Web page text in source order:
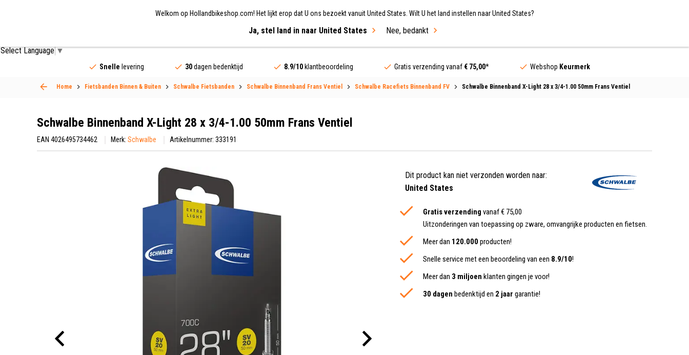
Nederland / EUR
Fietsen Merken Sale
Select Language▼
Welkom op Hollandbikeshop.com! Het lijkt erop dat U ons bezoekt vanuit United States. Wilt U het land instellen naar United States?
Ja, stel land in naar United States Nee, bedankt
Snelle levering 30dagen bedenktijd 8.9/10klantbeoordeling Gratis verzending vanaf € 75,00* Webshop Keurmerk
Home Fietsbanden Binnen & Buiten Schwalbe Fietsbanden Schwalbe Binnenband Frans Ventiel Schwalbe Racefiets Binnenband FV Schwalbe Binnenband X-Light 28 x 3/4-1.00 50mm Frans Ventiel
Schwalbe Binnenband X-Light 28 x 3/4-1.00 50mm Frans Ventiel
EAN 4026495734462 Merk: Schwalbe Artikelnummer: 333191
Dit product kan niet verzonden worden naar:
United States
Gratis verzending vanaf € 75,00
Uitzonderingen van toepassing op zware, omvangrijke producten en fietsen.
Meer dan 120.000 producten!
Snelle service met een beoordeling van een 8.9/10!
Meer dan 3 miljoen klanten gingen je voor!
30 dagen bedenktijd en 2 jaar garantie!